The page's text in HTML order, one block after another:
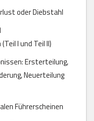
oder Diebstahl
I und Teil II)
Ersterteilung,
Neuerteilung
Führerscheinen